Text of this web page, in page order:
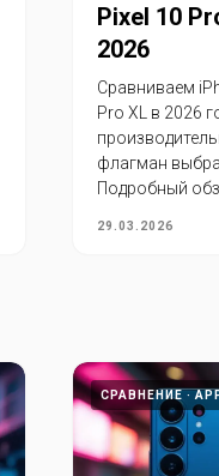
Pixel 10
2026
Сравниваем
Pro XL в 2026
флагман
Подробный
29.03.2026
СРАВНЕНИЕ